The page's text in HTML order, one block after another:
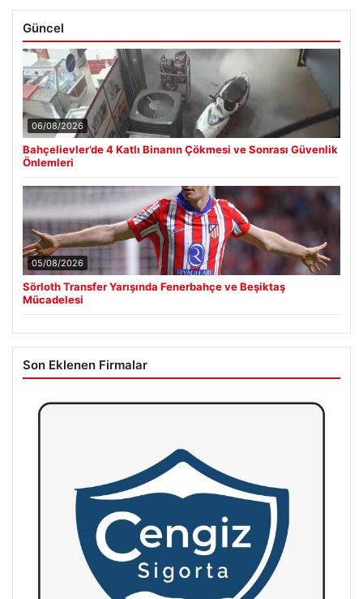
Güncel
06/08/2026
Bahçelievler’de 4 Katlı Binanın Çökmesi ve Sonrası Güvenlik
Önlemleri
05/08/2026
Sörloth Transfer Yarışında Fenerbahçe ve Beşiktaş
Mücadelesi
Son Eklenen Firmalar